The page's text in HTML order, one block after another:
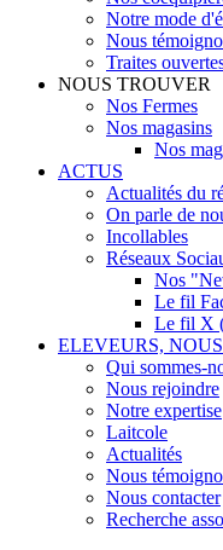
Notre mode
Nous
Traites
NOUS TROUVER
Nos Fermes
Nos magasins
Nos
ACTUS
Actualités du
On parle de
Incollables
Réseaux
Nos
Le fil
Le fil X
ELEVEURS,
Qui sommes-
Nous rejoindre
Notre expertise
Laitcole
Actualités
Nous
Nous contacter
Recherche